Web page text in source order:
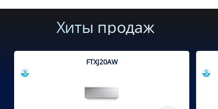
Хиты продаж
FTXJ20AW